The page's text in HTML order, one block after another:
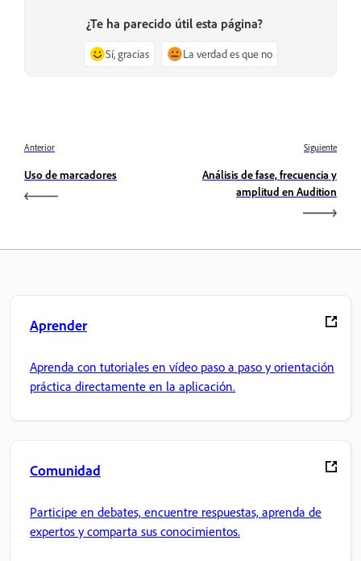
¿Te ha parecido útil esta página?
Sí, gracias La verdad es que no
Anterior
Uso de marcadores
Siguiente
Análisis de fase, frecuencia y
amplitud en Audition
Aprender
Aprenda con tutoriales en vídeo paso a paso y orientación
práctica directamente en la aplicación.
Comunidad
Participe en debates, encuentre respuestas, aprenda de
expertos y comparta sus conocimientos.